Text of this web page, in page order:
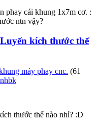
phay cái khung 1x7m cơ. :
ntn vậy?
kích thước thế
máy phay cnc. (61
thước thế nào nhỉ? :D